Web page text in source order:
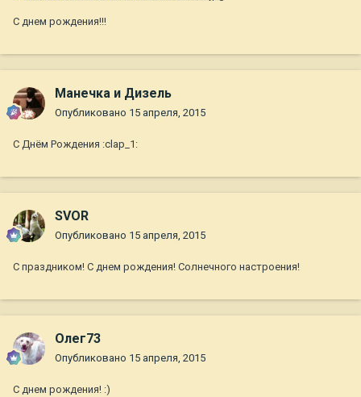
С днем рождения!!!
Манечка и Дизель
Опубликовано 15 апреля, 2015
С Днём Рождения :clap_1:
SVOR
Опубликовано 15 апреля, 2015
С праздником! С днем рождения! Солнечного настроения!
Олег73
Опубликовано 15 апреля, 2015
С днем рождения! :)